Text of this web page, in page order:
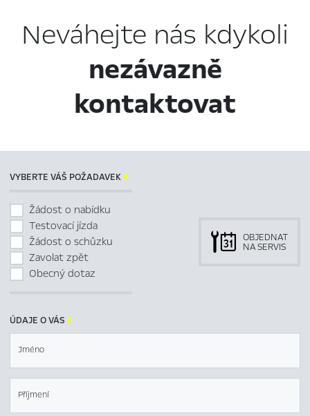
Neváhejte nás kdykoli
nezávazně
kontaktovat
VYBERTE VÁŠ POŽADAVEK
Žádost o nabídku
Testovací jízda
Žádost o schůzku
Zavolat zpět
Obecný dotaz
OBJEDNAT
NA SERVIS
ÚDAJE O VÁS 
Jméno
Příjmení